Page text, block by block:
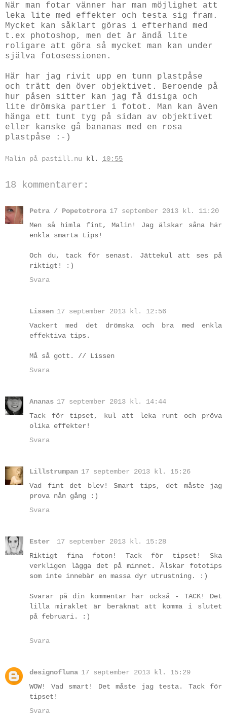
När man fotar vänner har man möjlighet att
leka lite med effekter och testa sig fram.
Mycket kan såklart göras i efterhand med
t.ex photoshop, men det är ändå lite
roligare att göra så mycket man kan under
själva fotosessionen.
Här har jag rivit upp en tunn plastpåse
och trätt den över objektivet. Beroende på
hur påsen sitter kan jag få disiga och
lite drömska partier i fotot. Man kan även
hänga ett tunt tyg på sidan av objektivet
eller kanske gå bananas med en rosa
plastpåse :-)
Malin på pastill.nu kl. 10:55
18 kommentarer:
Petra / Popetotrora 17 september 2013 kl. 11:20
Men så himla fint, Malin! Jag älskar såna här
enkla smarta tips!
Och du, tack för senast. Jättekul att ses på
riktigt! :)
Svara
Lissen 17 september 2013 kl. 12:56
Vackert med det drömska och bra med enkla
effektiva tips.
Må så gott. // Lissen
Svara
Ananas 17 september 2013 kl. 14:44
Tack för tipset, kul att leka runt och pröva
olika effekter!
Svara
Lillstrumpan 17 september 2013 kl. 15:26
Vad fint det blev! Smart tips, det måste jag
prova nån gång :)
Svara
Ester
17 september 2013 kl. 15:28
Riktigt fina foton! Tack för tipset! Ska
verkligen lägga det på minnet. Älskar fototips
som inte innebär en massa dyr utrustning. :)
Svarar på din kommentar här också - TACK! Det
lilla miraklet är beräknat att komma i slutet
på februari. :)
Svara
designofluna 17 september 2013 kl. 15:29
WOW! Vad smart! Det måste jag testa. Tack för
tipset!
Svara